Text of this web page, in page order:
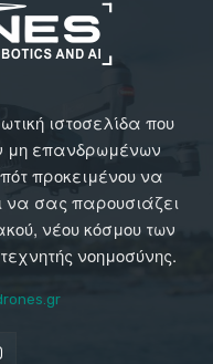
ιστοσελίδα που
μη επανδρωμένων
προκειμένου να
να σας παρουσιάζει
νέου κόσμου των
νοημοσύνης.